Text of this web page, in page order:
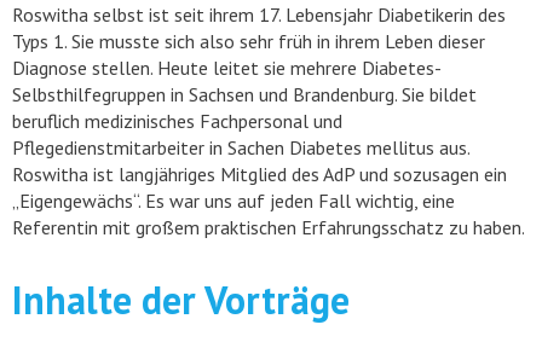
Roswitha selbst ist seit ihrem 17. Lebensjahr Diabetikerin des
Typs 1. Sie musste sich also sehr früh in ihrem Leben dieser
Diagnose stellen. Heute leitet sie mehrere Diabetes-
Selbsthilfegruppen in Sachsen und Brandenburg. Sie bildet
beruflich medizinisches Fachpersonal und
Pflegedienstmitarbeiter in Sachen Diabetes mellitus aus.
Roswitha ist langjähriges Mitglied des AdP und sozusagen ein
„Eigengewächs“. Es war uns auf jeden Fall wichtig, eine
Referentin mit großem praktischen Erfahrungsschatz zu haben.
Inhalte der Vorträge